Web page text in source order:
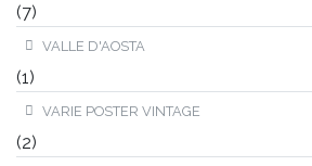
(7)
VALLE D'AOSTA
(1)
VARIE POSTER VINTAGE
(2)